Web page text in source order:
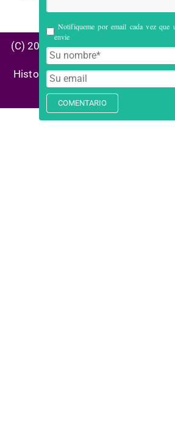
Notifiqueme por email cada vez que
envie
COMENTARIO
(C) 2026 Alianza Reconstrucción
derechos
Historias de éxito | Marco legal |
cookies| Enlaces aliados |